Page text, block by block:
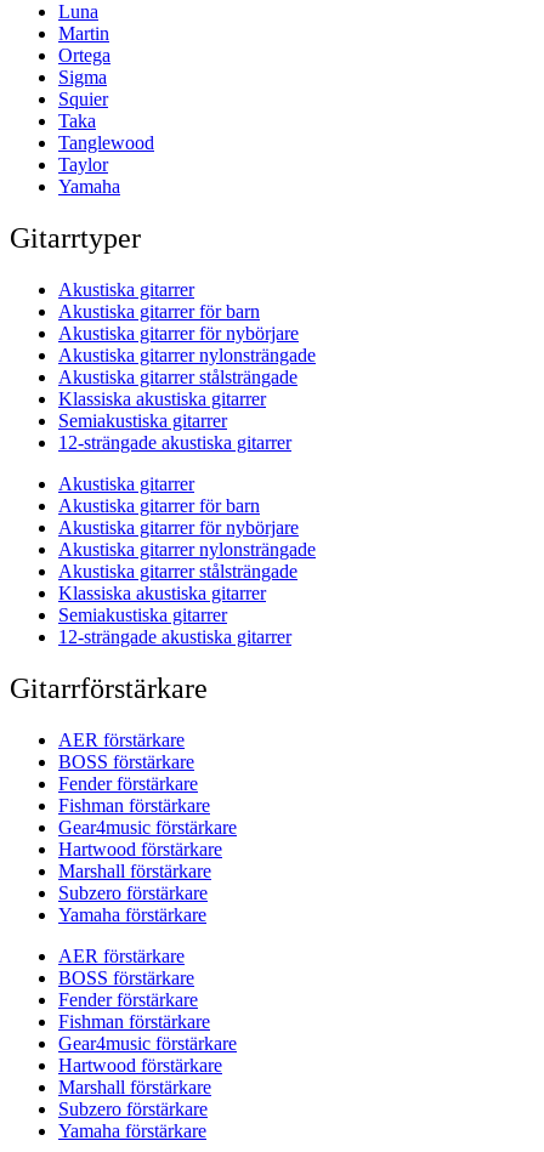
Luna
Martin
Ortega
Sigma
Squier
Taka
Tanglewood
Taylor
Yamaha
Gitarrtyper
Akustiska gitarrer
Akustiska gitarrer för barn
Akustiska gitarrer för nybörjare
Akustiska gitarrer nylonsträngade
Akustiska gitarrer stålsträngade
Klassiska akustiska gitarrer
Semiakustiska gitarrer
12-strängade akustiska gitarrer
Akustiska gitarrer
Akustiska gitarrer för barn
Akustiska gitarrer för nybörjare
Akustiska gitarrer nylonsträngade
Akustiska gitarrer stålsträngade
Klassiska akustiska gitarrer
Semiakustiska gitarrer
12-strängade akustiska gitarrer
Gitarrförstärkare
AER förstärkare
BOSS förstärkare
Fender förstärkare
Fishman förstärkare
Gear4music förstärkare
Hartwood förstärkare
Marshall förstärkare
Subzero förstärkare
Yamaha förstärkare
AER förstärkare
BOSS förstärkare
Fender förstärkare
Fishman förstärkare
Gear4music förstärkare
Hartwood förstärkare
Marshall förstärkare
Subzero förstärkare
Yamaha förstärkare